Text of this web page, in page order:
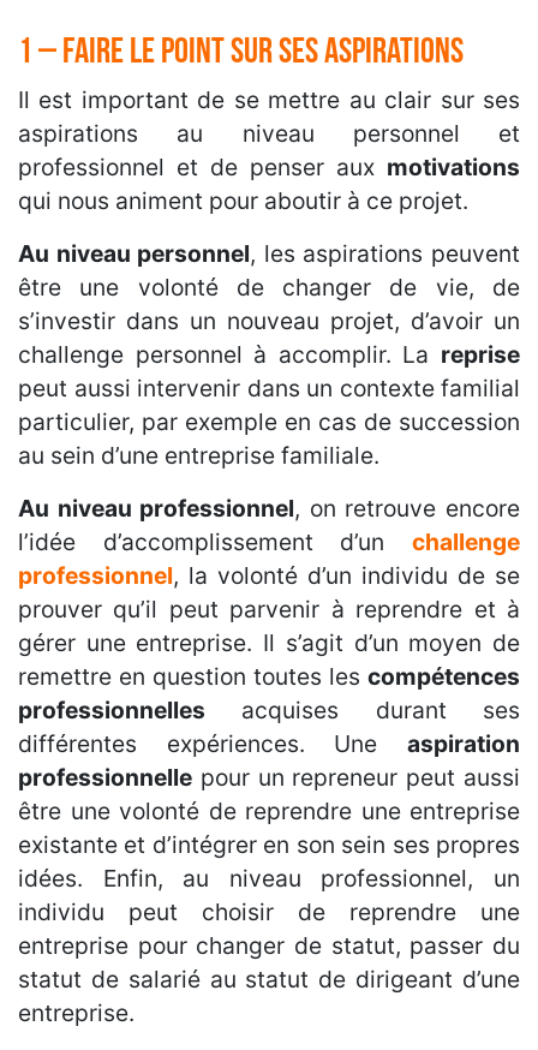
1 – Faire le point sur ses aspirations
Il est important de se mettre au clair sur ses
aspirations au niveau personnel et
professionnel et de penser aux motivations
qui nous animent pour aboutir à ce projet.
Au niveau personnel, les aspirations peuvent
être une volonté de changer de vie, de
s’investir dans un nouveau projet, d’avoir un
challenge personnel à accomplir. La reprise
peut aussi intervenir dans un contexte familial
particulier, par exemple en cas de succession
au sein d’une entreprise familiale.
Au niveau professionnel, on retrouve encore
l’idée d’accomplissement d’un challenge
professionnel, la volonté d’un individu de se
prouver qu’il peut parvenir à reprendre et à
gérer une entreprise. Il s’agit d’un moyen de
remettre en question toutes les compétences
professionnelles acquises durant ses
différentes expériences. Une aspiration
professionnelle pour un repreneur peut aussi
être une volonté de reprendre une entreprise
existante et d’intégrer en son sein ses propres
idées. Enfin, au niveau professionnel, un
individu peut choisir de reprendre une
entreprise pour changer de statut, passer du
statut de salarié au statut de dirigeant d’une
entreprise.